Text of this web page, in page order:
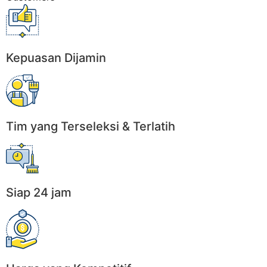
Kepuasan Dijamin
Tim yang Terseleksi & Terlatih
Siap 24 jam